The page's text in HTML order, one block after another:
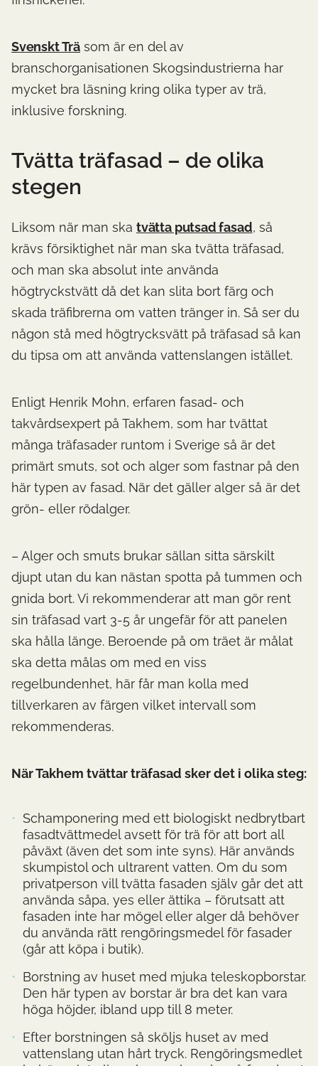
Svenskt Trä som är en del av
branschorganisationen Skogsindustrierna har
mycket bra läsning kring olika typer av trä,
inklusive forskning.
Tvätta träfasad – de olika
stegen
Liksom när man ska tvätta putsad fasad, så
krävs försiktighet när man ska tvätta träfasad,
och man ska absolut inte använda
högtryckstvätt då det kan slita bort färg och
skada träfibrerna om vatten tränger in. Så ser du
någon stå med högtrycksvätt på träfasad så kan
du tipsa om att använda vattenslangen istället.
Enligt Henrik Mohn, erfaren fasad- och
takvårdsexpert på Takhem, som har tvättat
många träfasader runtom i Sverige så är det
primärt smuts, sot och alger som fastnar på den
här typen av fasad. När det gäller alger så är det
grön- eller rödalger.
– Alger och smuts brukar sällan sitta särskilt
djupt utan du kan nästan spotta på tummen och
gnida bort. Vi rekommenderar att man gör rent
sin träfasad vart 3-5 år ungefär för att panelen
ska hålla länge. Beroende på om träet är målat
ska detta målas om med en viss
regelbundenhet, här får man kolla med
tillverkaren av färgen vilket intervall som
rekommenderas.
När Takhem tvättar träfasad sker det i olika steg:
Schamponering med ett biologiskt nedbrytbart
fasadtvättmedel avsett för trä för att bort all
påväxt (även det som inte syns). Här används
skumpistol och ultrarent vatten. Om du som
privatperson vill tvätta fasaden själv går det att
använda såpa, yes eller ättika – förutsatt att
fasaden inte har mögel eller alger då behöver
du använda rätt rengöringsmedel för fasader
(går att köpa i butik).
Borstning av huset med mjuka teleskopborstar.
Den här typen av borstar är bra det kan vara
höga höjder, ibland upp till 8 meter.
Efter borstningen så sköljs huset av med
vattenslang utan hårt tryck. Rengöringsmedlet